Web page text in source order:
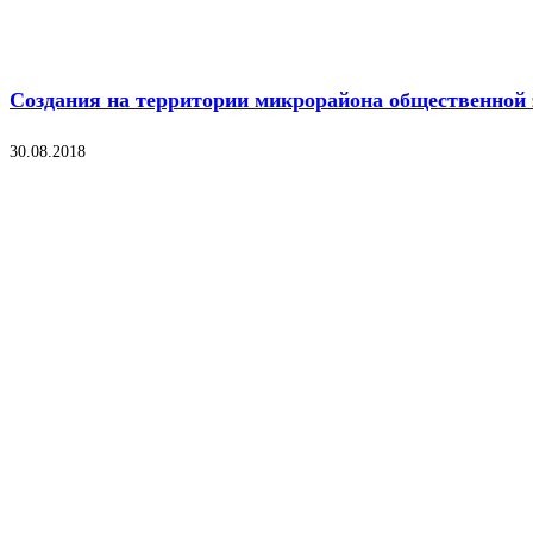
Создания на территории микрорайона общественной
30.08.2018